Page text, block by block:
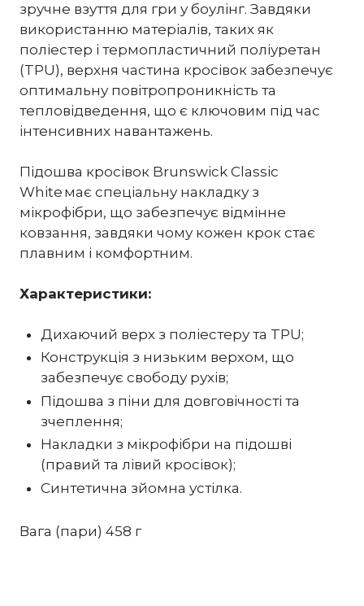
зручне взуття для гри у боулінг. Завдяки
використанню матеріалів, таких як
поліестер і термопластичний поліуретан
(TPU), верхня частина кросівок забезпечує
оптимальну повітропроникність та
тепловідведення, що є ключовим під час
інтенсивних навантажень.
Підошва кросівок Brunswick Classic
White має спеціальну накладку з
мікрофібри, що забезпечує відмінне
ковзання, завдяки чому кожен крок стає
плавним і комфортним.
Характеристики:
Дихаючий верх з поліестеру та TPU;
Конструкція з низьким верхом, що
забезпечує свободу рухів;
Підошва з піни для довговічності та
зчеплення;
Накладки з мікрофібри на підошві
(правий та лівий кросівок);
Синтетична зйомна устілка.
Вага (пари) 458 г